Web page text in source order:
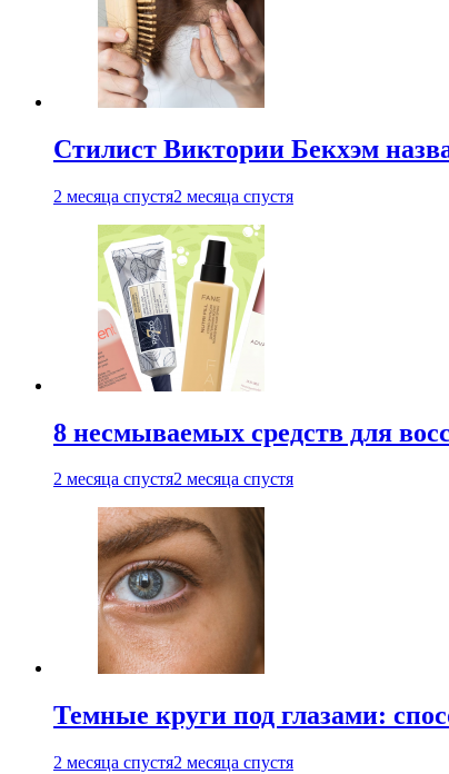
Стилист Виктории Бекхэм
2 месяца спустя2 месяца спустя
8 несмываемых средств для
2 месяца спустя2 месяца спустя
Темные круги под глазами:
2 месяца спустя2 месяца спустя